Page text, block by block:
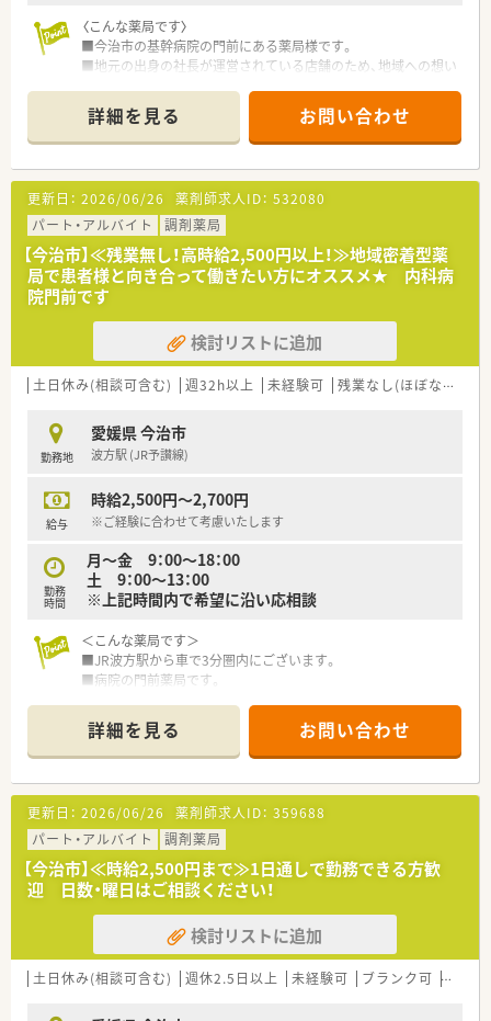
〈こんな薬局です〉
■今治市の基幹病院の門前にある薬局様です。
■地元の出身の社長が運営されている店舗のため、地域への想い
■処方箋枚数1日平均50枚程度ですが、処方を安心して対応する
ため、薬剤師3.5名配置されています。
■従業員の方が利用できる休憩室も２階に完備されています。
■分包機（Ｖマス、円盤、自動）、監査システム、ピッキングシステ
ムなど、設備整っております。
〈業務内容〉
■病院門前のため複数科目応需しています。
■処方箋枚数は50枚/日
〈法人概要〉
■愛媛県今治市にて展開の調剤薬局のグループ会社となりま
■2017年に開局した店舗で調剤室も広く設計されておりますの
で、ストレスフリーで働くことができます。
■薬剤師の方は30代～60代まで幅広い年齢層の方がご活躍され
ています。
■店舗移動はありませんので、1店舗で腰を据えて働きたい方
■複数科目でスキルアップや勉強されたい方
などお気軽にお問い合わせください！
詳細を見る お問い合わせ
更新日： 2026/06/26 薬剤師求人ID： 532080
パート・アルバイト
調剤薬局
【今治市】≪残業無し！高時給2,500円以上！≫地域密着型薬
局で患者様と向き合って働きたい方にオススメ★ 内科病
院門前です
検討リストに追加
土日休み(相談可含む) 週32h以上 未経験可 残業なし(ほぼなし含む)
勤務地
愛媛県 今治市
波方駅 (JR予讃線)
給与
時給2,500円～2,700円
※ご経験に合わせて考慮いたします
勤務
時間
月～金 9：00～18：00
土 9：00～13：00
※上記時間内で希望に沿い応相談
＜こんな薬局です＞
■JR波方駅から車で3分圏内にございます。
■病院の門前薬局です。
■品目数は1300品目。
■電子薬歴（ファーネス）、ユニバーサルカセット付き全自動分包
機を導入済みです。
■薬剤師は、常勤2名（取締役の女性・60代後半女性）事務2名（40
代・60代）
■残業はほとんどありません。
＜業務内容＞
■内科：25枚・在宅(施設）25枚を応需しています。
■調剤・監査・投薬・在宅等、薬剤師業務全般をお願いします。
■愛媛県今治市にて1店舗展開している地域密着型の調剤薬局で
す。
を対応されています。
詳細を見る お問い合わせ
更新日： 2026/06/26 薬剤師求人ID： 359688
パート・アルバイト
調剤薬局
【今治市】≪時給2,500円まで≫1日通しで勤務できる方歓
迎 日数・曜日はご相談ください！
検討リストに追加
土日休み(相談可含む) 週休2.5日以上 未経験可 ブランク可 転勤